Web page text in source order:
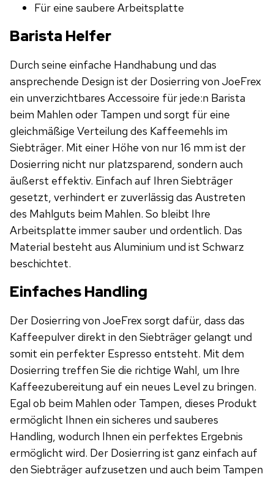
Für eine saubere Arbeitsplatte
Barista Helfer
Durch seine einfache Handhabung und das
ansprechende Design ist der Dosierring von JoeFrex
ein unverzichtbares Accessoire für jede:n Barista
beim Mahlen oder Tampen und sorgt für eine
gleichmäßige Verteilung des Kaffeemehls im
Siebträger. Mit einer Höhe von nur 16 mm ist der
Dosierring nicht nur platzsparend, sondern auch
äußerst effektiv. Einfach auf Ihren Siebträger
gesetzt, verhindert er zuverlässig das Austreten
des Mahlguts beim Mahlen. So bleibt Ihre
Arbeitsplatte immer sauber und ordentlich. Das
Material besteht aus Aluminium und ist Schwarz
beschichtet.
Einfaches Handling
Der Dosierring von JoeFrex sorgt dafür, dass das
Kaffeepulver direkt in den Siebträger gelangt und
somit ein perfekter Espresso entsteht. Mit dem
Dosierring treffen Sie die richtige Wahl, um Ihre
Kaffeezubereitung auf ein neues Level zu bringen.
Egal ob beim Mahlen oder Tampen, dieses Produkt
ermöglicht Ihnen ein sicheres und sauberes
Handling, wodurch Ihnen ein perfektes Ergebnis
ermöglicht wird. Der Dosierring ist ganz einfach auf
den Siebträger aufzusetzen und auch beim Tampen